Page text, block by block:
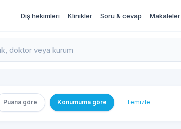
İncele ve Randevu Al
Diş hekimleri Klinikler Soru & cevap Makaleler
Puana göre Konumuma göre Temizle